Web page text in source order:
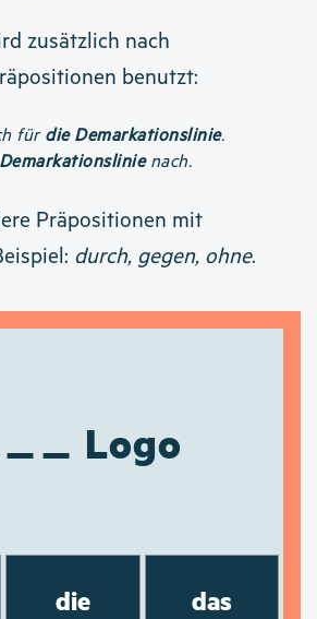
zusätzlich nach
benutzt:
für die Demarkationslinie.
nach.
Präpositionen mit
durch, gegen, ohne.
Logo
die das